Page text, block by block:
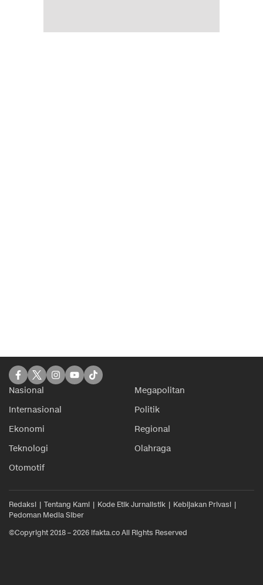
Nasional
Megapolitan
Internasional
Politik
Ekonomi
Regional
Teknologi
Olahraga
Otomotif
Redaksi Tentang Kami Kode Etik Jurnalistik
Kebijakan Privasi
Pedoman Media Siber
©Copyright 2018 – 2026 ifakta.co All Rights Reserved